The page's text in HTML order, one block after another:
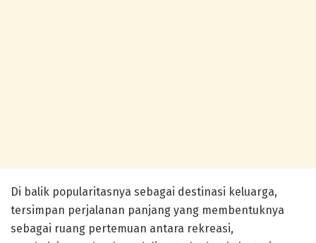
Di balik popularitasnya sebagai destinasi keluarga,
tersimpan perjalanan panjang yang membentuknya
sebagai ruang pertemuan antara rekreasi,